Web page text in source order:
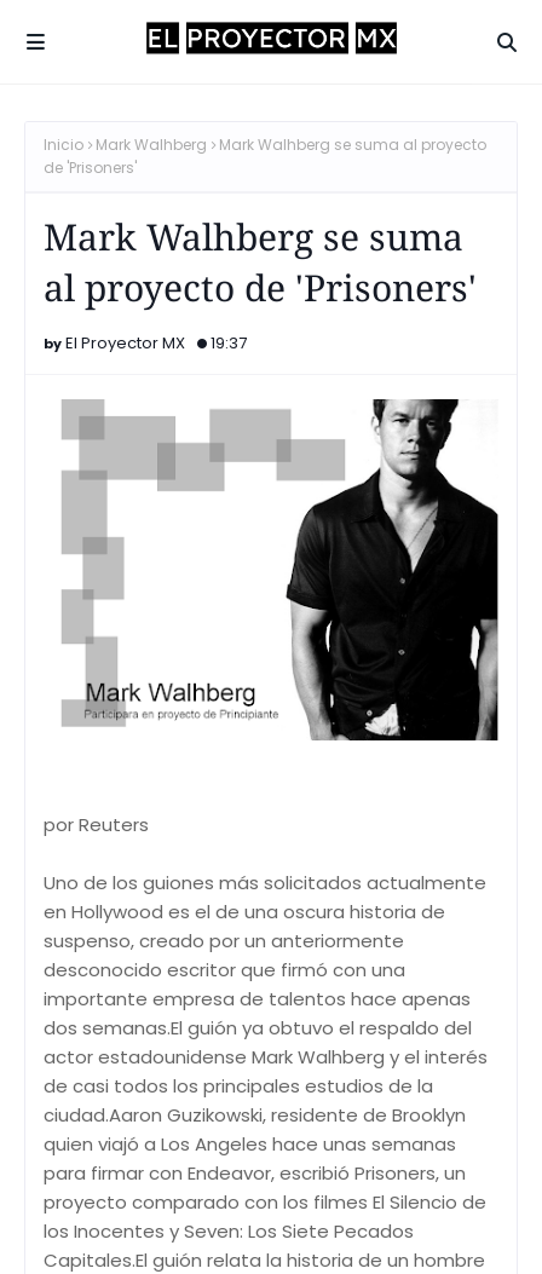
Inicio Mark Walhberg
Mark Walhberg se suma al proyecto
de 'Prisoners'
Mark Walhberg se suma
al proyecto de 'Prisoners'
El Proyector MX 19:37
por Reuters
Uno de los guiones más solicitados actualmente
en Hollywood es el de una oscura historia de
suspenso, creado por un anteriormente
desconocido escritor que firmó con una
importante empresa de talentos hace apenas
dos semanas.El guión ya obtuvo el respaldo del
actor estadounidense Mark Walhberg y el interés
de casi todos los principales estudios de la
ciudad.Aaron Guzikowski, residente de Brooklyn
quien viajó a Los Angeles hace unas semanas
para firmar con Endeavor, escribió Prisoners, un
proyecto comparado con los filmes El Silencio de
los Inocentes y Seven: Los Siete Pecados
Capitales.El guión relata la historia de un hombre